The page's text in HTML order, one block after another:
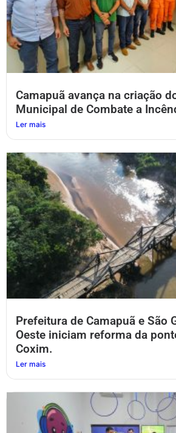
Camapuã avança na criação
Municipal de Combate a
Ler mais
Prefeitura de Camapuã e São
Oeste iniciam reforma da
Coxim.
Ler mais